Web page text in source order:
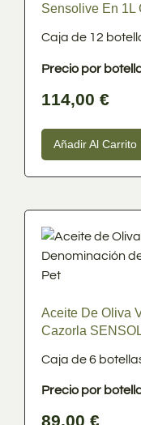
Sensolive En 1L
Caja de 12
Precio por
114,00 €
Añadir Al Carrito
Aceite De Oliva
Cazorla
Caja de 6
Precio por
89,00 €